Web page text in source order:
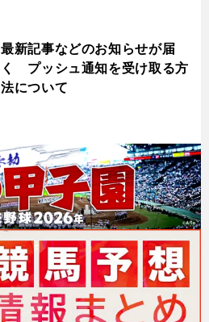
最新記事などのお知らせが届
く プッシュ通知を受け取る方
法について